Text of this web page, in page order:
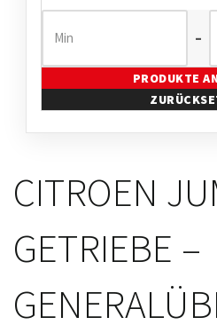
–
PRODUKTE
CITROEN
GETRIEBE –